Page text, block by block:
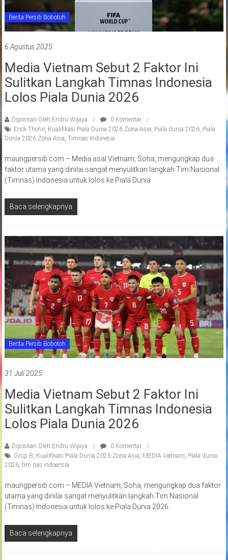
Berita Persib Bobotoh
6 Agustus 2025
Media Vietnam Sebut 2 Faktor Ini
Sulitkan Langkah Timnas Indonesia
Lolos Piala Dunia 2026
Diposkan Oleh:Endru Wijaya
0 Komentar
Erick Thohir, Kualifikasi Piala Dunia 2026 Zona Asia Piala dunia 2026, Piala
Dunia 2026 Zona Asia Timnas Indonesia
maungpersib.com – Media asal Vietnam, Soha, mengungkap dua
faktor utama yang dinilai sangat menyulitkan langkah Tim Nasional
(Timnas) Indonesia untuk lolos ke Piala Dunia
Baca selengkapnya
Berita Persib Bobotoh
31 Juli 2025
Media Vietnam Sebut 2 Faktor Ini
Sulitkan Langkah Timnas Indonesia
Lolos Piala Dunia 2026
Diposkan Oleh:Endru Wijaya
0 Komentar
Grup B, Kualifikasi Piala Dunia 2026 Zona Asia, MEDIA Vietnam, Piala dunia
2026, tim nas indoensia
maungpersib.com – MEDIA Vietnam, Soha, mengungkap dua faktor
utama yang dinilai sangat menyulitkan langkah Tim Nasional
(Timnas) Indonesia untuk lolos ke Piala Dunia 2026.
Baca selengkapnya